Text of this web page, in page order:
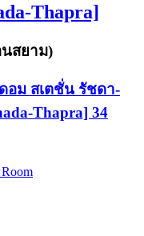
Thapra]
สยาม)
อม สเตชั่น รัชดา-
Thapra] 34
Room